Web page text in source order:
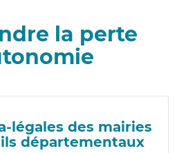
la perte
légales des mairies
départementaux